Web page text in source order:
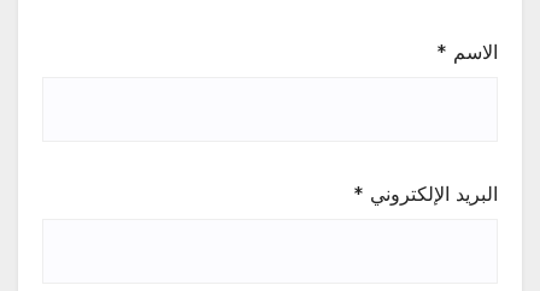
الاسم *
البريد الإلكتروني *